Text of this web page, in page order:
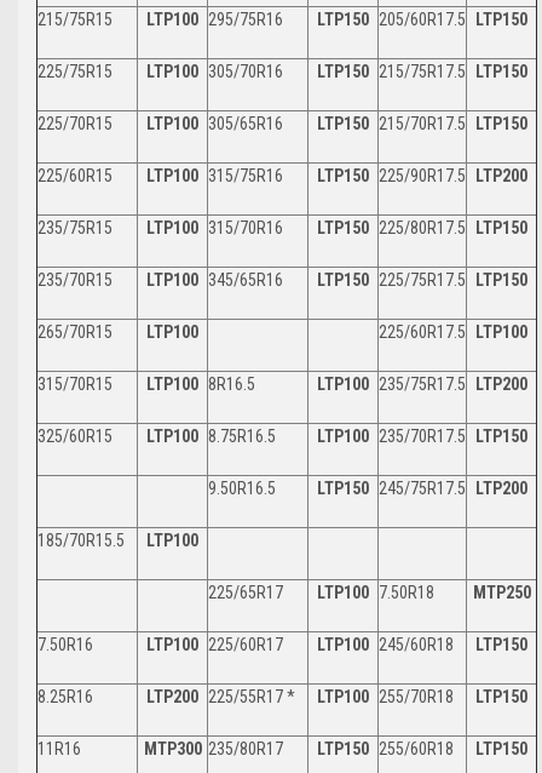
215/75R15 LTP100 295/75R16 LTP150 205/60R17.5 LTP150
225/75R15 LTP100 305/70R16 LTP150 215/75R17.5 LTP150
225/70R15 LTP100 305/65R16 LTP150 215/70R17.5 LTP150
225/60R15 LTP100 315/75R16 LTP150 225/90R17.5 LTP200
235/75R15 LTP100 315/70R16 LTP150 225/80R17.5 LTP150
235/70R15 LTP100 345/65R16 LTP150 225/75R17.5 LTP150
265/70R15 LTP100 225/60R17.5 LTP100
315/70R15 LTP100 8R16.5 LTP100 235/75R17.5 LTP200
325/60R15 LTP100 8.75R16.5 LTP100 235/70R17.5 LTP150
9.50R16.5 LTP150 245/75R17.5 LTP200
185/70R15.5 LTP100
225/65R17 LTP100 7.50R18 MTP250
7.50R16 LTP100 225/60R17 LTP100 245/60R18 LTP150
8.25R16 LTP200 225/55R17 * LTP100 255/70R18 LTP150
11R16 MTP300 235/80R17 LTP150 255/60R18 LTP150